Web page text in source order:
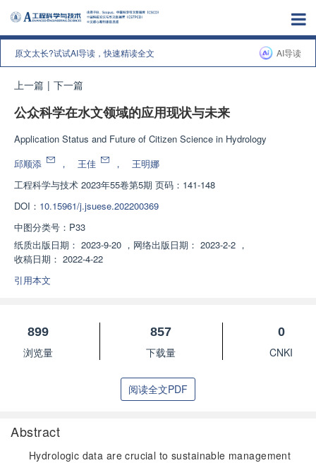
原文太长?试试AI导读，快速精读全文 AI导读
上一篇 | 下一篇
公众科学在水文领域的应用现状与未来
Application Status and Future of Citizen Science in Hydrology
邱顺添
， 王佳 ，
王明娜
工程科学与技术 2023年55卷第5期 页码：141-148
DOI： 10.15961/j.jsuese.202200369
中图分类号： P33
纸质出版日期： 2023-9-20 ， 网络出版日期： 2023-2-2 ，
收稿日期： 2022-4-22
引用本文
899
浏览量
857
下载量
0
CNKI
阅读全文PDF
Abstract
Hydrologic data are crucial to sustainable management